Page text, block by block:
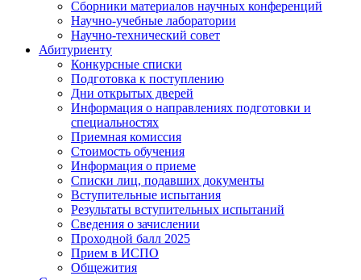
Сборники материалов научных конференций
Научно-учебные лаборатории
Научно-технический совет
Абитуриенту
Конкурсные списки
Подготовка к поступлению
Дни открытых дверей
Информация о направлениях подготовки и
специальностях
Приемная комиссия
Стоимость обучения
Информация о приеме
Списки лиц, подавших документы
Вступительные испытания
Результаты вступительных испытаний
Сведения о зачислении
Проходной балл 2025
Прием в ИСПО
Общежития